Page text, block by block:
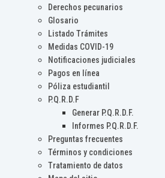
Derechos pecunarios
Glosario
Listado Trámites
Medidas COVID-19
Notificaciones judiciales
Pagos en línea
Póliza estudiantil
P.Q.R.D.F
Generar P.Q.R.D.F.
Informes P.Q.R.D.F.
Preguntas frecuentes
Términos y condiciones
Tratamiento de datos